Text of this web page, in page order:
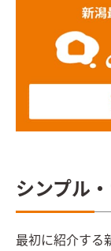
シンプル
最初に紹介する